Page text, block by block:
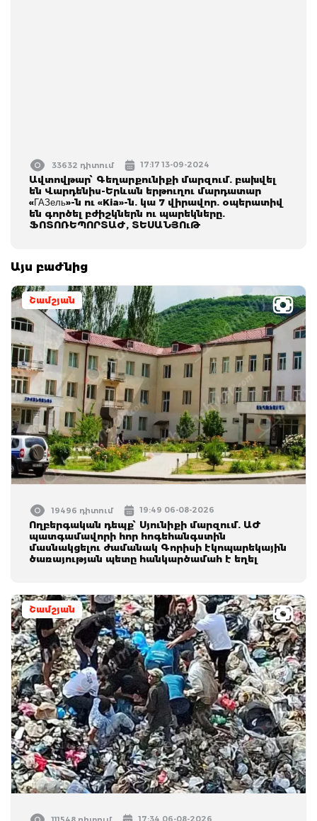
33632 դիտում 17:17 13-09-2024
Ավտովթար՝ Գեղարքունիքի մարզում. բախվել
են Վարդենիս-Երևան երթուղու մարդատար
«ГАЗель»-ն ու «Kia»-ն. կա 7 վիրավոր. օպերատիվ
են գործել բժիշկներն ու պարեկները.
ՖՈՏՈՌԵՊՈՐՏԱԺ, ՏԵՍԱՆՅՈւԹ
Այս բաժնից
Շամշյան
19496 դիտում 19:49 06-08-2026
Ողբերգական դեպք՝ Սյունիքի մարզում. ԱԺ
պատգամավորի հոր հոգեհանգստին
մասնակցելու ժամանակ Գորիսի էկոպարեկային
ծառայության պետը հանկարծամահ է եղել
Շամշյան
17:34 06-08-2026